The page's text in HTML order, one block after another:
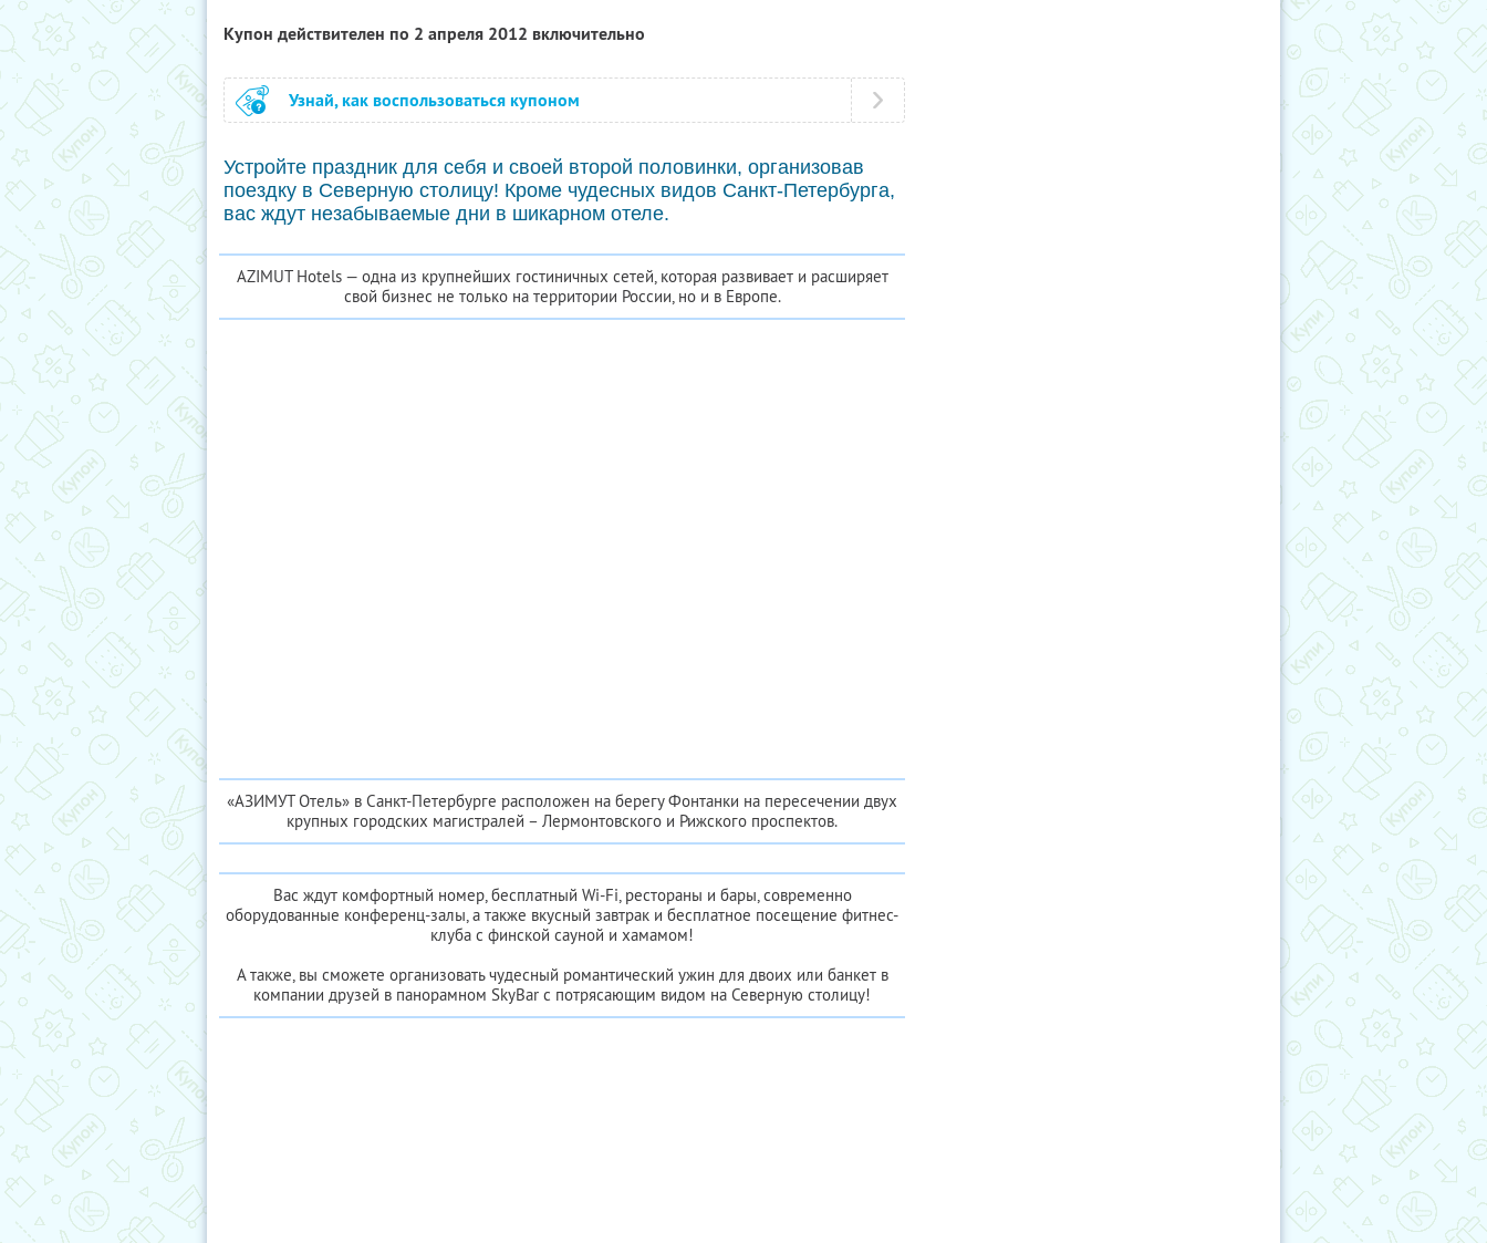
Купон действителен по 2 апреля 2012 включительно
Узнай, как воспользоваться купоном
Устройте праздник для себя и своей второй половинки, организовав
поездку в Северную столицу! Кроме чудесных видов Санкт-Петербурга,
вас ждут незабываемые дни в шикарном отеле.
AZIMUT Hotels — одна из крупнейших гостиничных сетей, которая развивает и расширяет
свой бизнес не только на территории России, но и в Европе.
«АЗИМУТ Отель» в Санкт-Петербурге расположен на берегу Фонтанки на пересечении двух
крупных городских магистралей – Лермонтовского и Рижского проспектов.
Вас ждут комфортный номер, бесплатный Wi-Fi, рестораны и бары, современно
оборудованные конференц-залы, а также вкусный завтрак и бесплатное посещение фитнес-
клуба с финской сауной и хамамом!
А также, вы сможете организовать чудесный романтический ужин для двоих или банкет в
компании друзей в панорамном SkyBаr с потрясающим видом на Северную столицу!